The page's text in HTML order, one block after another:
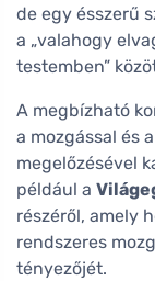
de egy ésszerű
a „valahogy
testemben”
A megbízható
a mozgással és
megelőzésével
például a
részéről, amely
rendszeres
tényezőjét.